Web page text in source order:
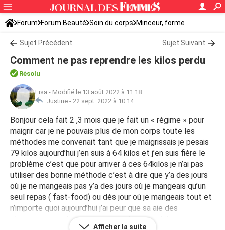
Forum Forum Beauté Soin du corps Minceur, forme
Sujet Précédent Sujet Suivant
Comment ne pas reprendre les kilos perdu
Résolu
Lisa - Modifié le 13 août 2022 à 11:18
Justine - 22 sept. 2022 à 10:14
Bonjour cela fait 2 ,3 mois que je fait un « régime » pour
maigrir car je ne pouvais plus de mon corps toute les
méthodes me convenait tant que je maigrissais je pesais
79 kilos aujourd’hui j’en suis à 64 kilos et j’en suis fière le
problème c’est que pour arriver à ces 64kilos je n’ai pas
utiliser des bonne méthode c’est à dire que y’a des jours
où je ne mangeais pas y’a des jours où je mangeais qu’un
seul repas ( fast-food) ou dés jour où je mangeais tout et
n’importe quoi aujourd’hui j’ai peur que sa aie des
répercussions et que je reprenne tous ces kilos a cause
Afficher la suite